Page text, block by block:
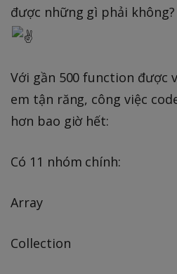
được những gì phải
Với gần 500 function được
em tận răng, công việc
hơn bao giờ hết:
Có 11 nhóm chính:
Array
Collection